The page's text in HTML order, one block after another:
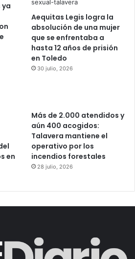
ya
Aequitas Legis logra la
absolución de una mujer
que se enfrentaba a
hasta 12 años de prisión
en Toledo
30 julio, 2026
en
Más de 2.000 atendidos y
aún 400 acogidos:
Talavera mantiene el
operativo por los
incendios forestales
28 julio, 2026